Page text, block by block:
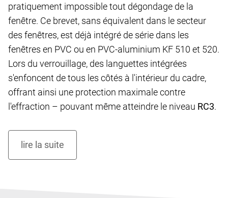
pratiquement impossible tout dégondage de la
fenêtre. Ce brevet, sans équivalent dans le secteur
des fenêtres, est déjà intégré de série dans les
fenêtres en PVC ou en PVC-aluminium KF 510 et 520.
Lors du verrouillage, des languettes intégrées
s'enfoncent de tous les côtés à l'intérieur du cadre,
offrant ainsi une protection maximale contre
l'effraction – pouvant même atteindre le niveau RC3.